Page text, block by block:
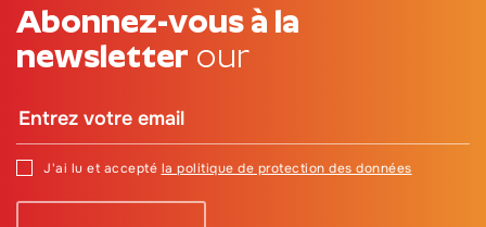
Abonnez-vous à la
newsletter our
J'ai lu et accepté la politique de protection des données